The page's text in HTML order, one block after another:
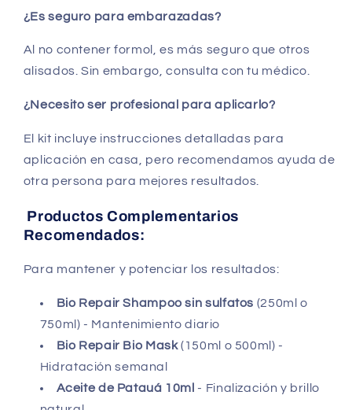
¿Es seguro para embarazadas?
Al no contener formol, es más seguro que otros
alisados. Sin embargo, consulta con tu médico.
¿Necesito ser profesional para aplicarlo?
El kit incluye instrucciones detalladas para
aplicación en casa, pero recomendamos ayuda de
otra persona para mejores resultados.
Productos Complementarios
Recomendados:
Para mantener y potenciar los resultados:
Bio Repair Shampoo sin sulfatos (250ml o
750ml) - Mantenimiento diario
Bio Repair Bio Mask(150ml o 500ml) -
Hidratación semanal
Aceite de Patauá 10ml - Finalización y brillo